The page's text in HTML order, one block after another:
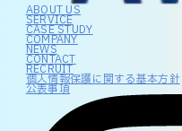
ABOUT US
SERVICE
CASE STUDY
COMPANY
NEWS
CONTACT
RECRUIT
個人情報保護に関する基本方針
公表事項